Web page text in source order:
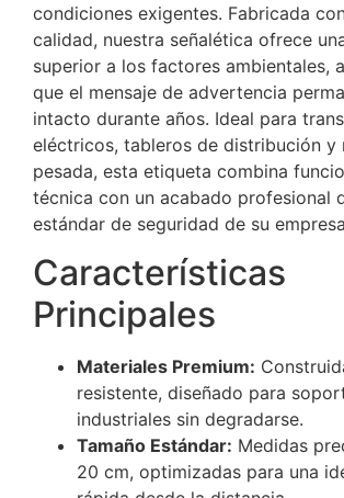
condiciones exigentes. Fabricada
calidad, nuestra señalética ofrece
superior a los factores ambientales,
que el mensaje de advertencia
intacto durante años. Ideal para
eléctricos, tableros de distribución y
pesada, esta etiqueta combina
técnica con un acabado profesional
estándar de seguridad de su
Características
Principales
Materiales Premium:
resistente, diseñado para
industriales sin degradarse.
Tamaño Estándar: Medidas
20 cm, optimizadas para una